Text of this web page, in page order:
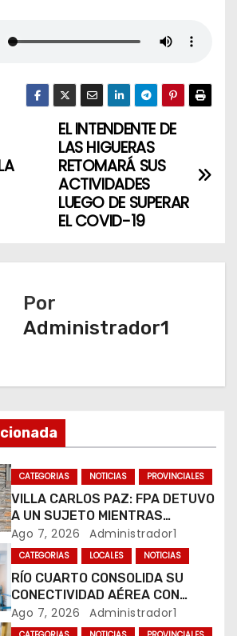
EL INTENDENTE DE
LAS HIGUERAS
RETOMARÁ SUS
ACTIVIDADES
LUEGO DE SUPERAR
EL COVID-19
Por
Administrador1
CATEGORIAS NOTICIAS PROVINCIALES
VILLA CARLOS PAZ: FPA DETUVO
A UN SUJETO MIENTRAS
COMERCIALIZABA COCAÍNA Y
MARIHUANA EN UNA PLAZA
Ago 7, 2026 Administrador1
CATEGORIAS LOCALES NOTICIAS
RÍO CUARTO CONSOLIDA SU
CONECTIVIDAD AÉREA CON
CUATRO VUELOS SEMANALES A
BUENOS AIRES
Ago 7, 2026 Administrador1